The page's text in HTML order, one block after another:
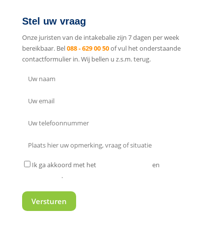
Stel uw vraag
Onze juristen van de intakebalie zijn 7 dagen per week
bereikbaar. Bel088 - 629 00 50of vul het onderstaande
contactformulier in. Wij bellen u z.s.m. terug.
Ik ga akkoord met het en
.